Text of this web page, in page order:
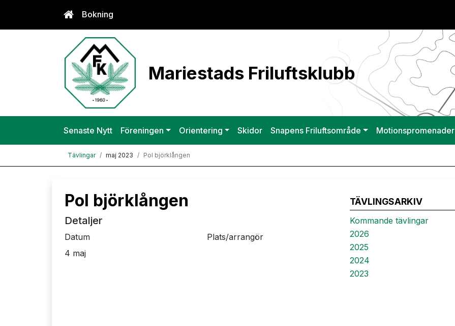
Bokning
Mariestads Friluftsklubb
Senaste Nytt Föreningen Orientering Skidor Snapens Friluftsområde Motionspromenader
Tävlingar maj 2023 Pol björklången
TÄVLINGSARKIV
Kommande tävlingar
2026
2025
2024
2023
Pol björklången
Detaljer
Datum
4 maj
Plats/arrangör